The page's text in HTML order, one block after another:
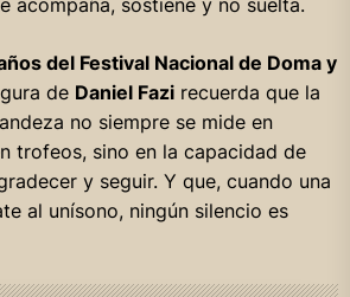
acompaña, sostiene y no suelta.
del Festival Nacional de Doma y
de Daniel Fazirecuerda que la
no siempre se mide en
trofeos, sino en la capacidad de
y seguir. Y que, cuando una
al unísono, ningún silencio es